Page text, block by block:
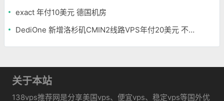
exact 年付10美元 德国机房
DediOne 新增洛杉矶CMIN2线路VPS年付20美元 不限流量
关于本站
138vps推荐网是分享美国vps、便宜vps、稳定vps等国外优